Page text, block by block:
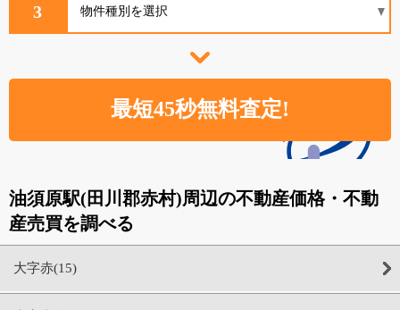
3
油須原駅(田川郡赤村)周辺の不動産価格・不動
産売買を調べる
大字赤(15)